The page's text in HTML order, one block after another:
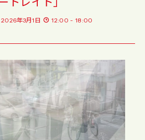
年3月1日 12:00 - 18:00